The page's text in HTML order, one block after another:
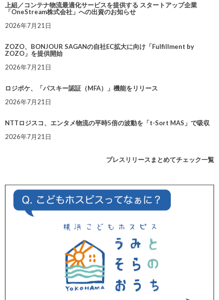
上組／コンテナ物流最適化サービスを提供する スタートアップ企業
「OneStream株式会社」への出資のお知らせ
2026年7月21日
ZOZO、BONJOUR SAGANの自社EC拡大に向け「Fulfillment by
ZOZO」を提供開始
2026年7月21日
ロジポケ、「パスキー認証（MFA）」機能をリリース
2026年7月21日
NTTロジスコ、エンタメ物流の平時5倍の波動を「t-Sort MAS」で吸収
2026年7月21日
プレスリリースまとめてチェック一覧